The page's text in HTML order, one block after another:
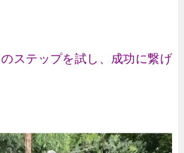
ステップを試し、成功に繋げ